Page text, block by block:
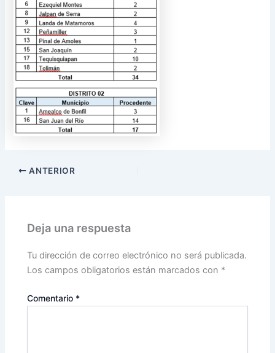
ANTERIOR
Deja una respuesta
Tu dirección de correo electrónico no será publicada.
Los campos obligatorios están marcados con *
Comentario *